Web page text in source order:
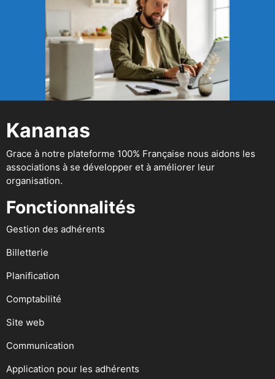
Kananas
Grace à notre plateforme 100% Française nous aidons les
associations à se développer et à améliorer leur
organisation.
Fonctionnalités
Gestion des adhérents
Billetterie
Planification
Comptabilité
Site web
Communication
Application pour les adhérents